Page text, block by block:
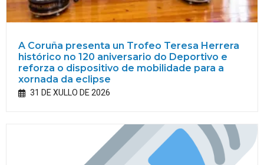
A Coruña presenta un Trofeo Teresa Herrera
histórico no 120 aniversario do Deportivo e
reforza o dispositivo de mobilidade para a
xornada da eclipse
31 DE XULLO DE 2026